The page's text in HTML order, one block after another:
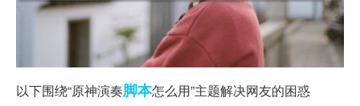
以下围绕“原神演奏脚本怎么用”主题解决网友的困惑